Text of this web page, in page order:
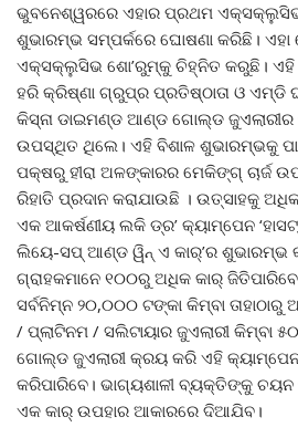
ଭୁବନେଶ୍ୱରରେ ଏହାର ପ୍ରଥମ
ଶୁଭାରମ୍ଭ ସମ୍ପର୍କରେ ଘୋଷଣା କରିଛି। ଏହା
ଏକ୍ସକ୍ଲୁସିଭ ଶୋ’ରୁମ୍‌କୁ ଚିହ୍ନିତ କରୁଛି। ଏହି
ହରି କ୍ରିଷ୍ଣା ଗ୍ରୁପ୍‌ର ପ୍ରତିଷ୍ଠାତା ଓ
କିସ୍‌ନା ଡାଇମଣ୍ଡ ଆଣ୍ଡ ଗୋଲ୍ଡ ଜୁଏଲାରୀର
ଉପସ୍ଥିତ ଥିଲେ। ଏହି ବିଶାଳ ଶୁଭାରମ୍ଭକୁ
ପକ୍ଷରୁ ହୀରା ଅଳଙ୍କାରର ମେକିଙ୍ଗ୍ ଚାର୍ଜ
ରିହାତି ପ୍ରଦାନ କରାଯାଉଛି । ଉତ୍ସାହକୁ
ଏକ ଆକର୍ଷଣୀୟ ଲକି ଡ୍ର’ କ୍ୟାମ୍ପେନ
ଲିୟେ-ସପ୍ ଆଣ୍ଡ ୱିନ୍ ଏ କାର୍‌’ର ଶୁଭାରମ୍ଭ
ଗ୍ରାହକମାନେ ୧୦୦ରୁ ଅଧିକ କାର୍
ସର୍ବନିମ୍ନ ୨୦,୦୦୦ ଟଙ୍କା କିମ୍ବା
/ ପ୍ଲାଟିନମ / ସଲିଟାୟାର ଜୁଏଲାରୀ କିମ୍ବା
ଗୋଲ୍ଡ ଜୁଏଲାରୀ କ୍ରୟ କରି ଏହି
କରିପାରିବେ। ଭାଗ୍ୟଶାଳୀ ବ୍ୟକ୍ତିଙ୍କୁ ଚୟନ
ଏକ କାର୍ ଉପହାର ଆକାରରେ ଦିଆଯିବ।